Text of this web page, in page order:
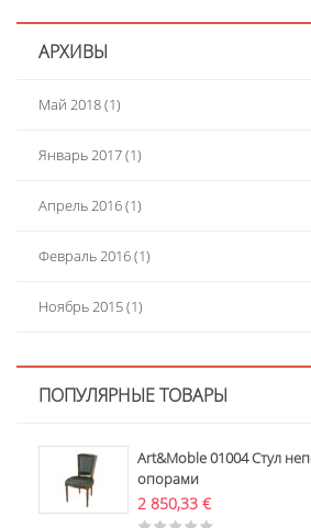
АРХИВЫ
Май 2018(1)
Январь 2017(1)
Апрель 2016(1)
Февраль 2016(1)
Ноябрь 2015(1)
ПОПУЛЯРНЫЕ ТОВАРЫ
Art&Moble 01004 Стул
опорами
2 850,33 €